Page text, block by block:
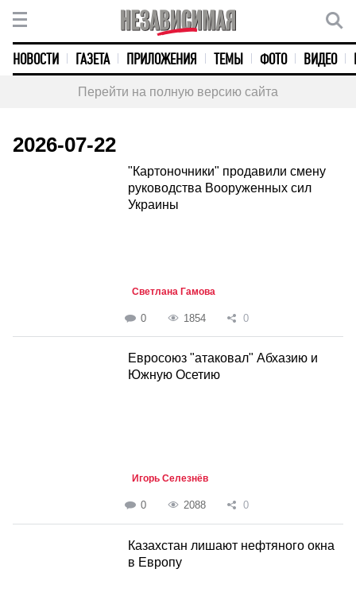
НОВОСТИ ГАЗЕТА ПРИЛОЖЕНИЯ ТЕМЫ ФОТО ВИДЕО
Перейти на полную версию сайта
2026-07-22
"Картоночники" продавили смену
руководства Вооруженных сил
Украины
Светлана Гамова
0 1854 0
Евросоюз "атаковал" Абхазию и
Южную Осетию
Игорь Селезнёв
0 2088 0
Казахстан лишают нефтяного окна
в Европу